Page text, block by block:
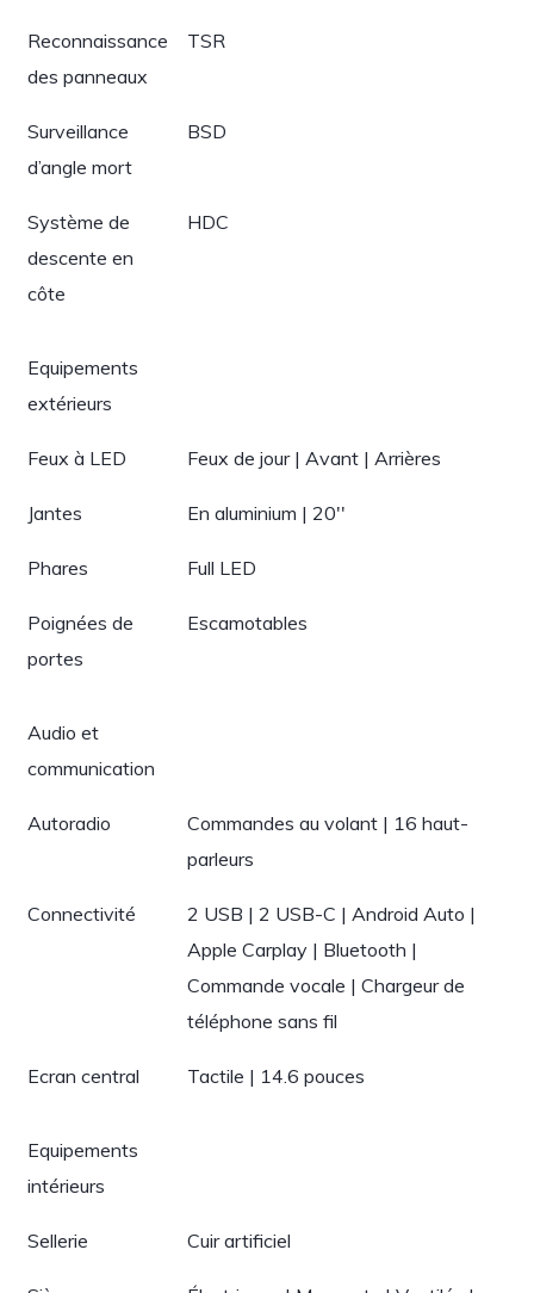
Reconnaissance
des panneaux
TSR
Surveillance
d’angle mort
BSD
Système de
descente en
côte
HDC
Equipements
extérieurs
Feux à LED Feux de jour | Avant | Arrières
Jantes En aluminium | 20''
Phares Full LED
Poignées de
portes
Escamotables
Audio et
communication
Autoradio
Commandes au volant | 16 haut-
parleurs
Connectivité
2 USB | 2 USB-C | Android Auto |
Apple Carplay | Bluetooth |
Commande vocale | Chargeur de
téléphone sans fil
Ecran central Tactile | 14.6 pouces
Equipements
intérieurs
Sellerie Cuir artificiel